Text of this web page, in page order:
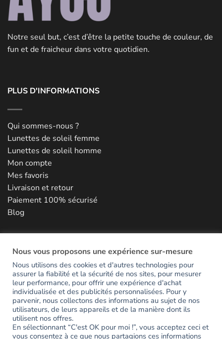
Notre seul but, c’est d’être la petite touche de couleur, de
fun et de fraicheur dans votre quotidien.
PLUS D'INFORMATIONS
Qui sommes-nous ?
Lunettes de soleil femme
Lunettes de soleil homme
Mon compte
Mes favoris
Livraison et retour
Paiement 100% sécurisé
Blog
RESTONS EN CONTACT
Inscrivez-vous pour avoir accès en avant-première aux
nouveautés et recevoir votre code de bienvenue de -15%.
Nous vous proposons une expérience sur-mesure
Nous utilisons des cookies et d'autres technologies pour
assurer la fiabilité et la sécurité de nos sites, pour mesurer
leur performance, pour offrir une expérience d'achat
individualisée et des publicités personnalisées. Pour y
parvenir, nous collectons des informations au sujet de nos
utilisateurs, de leurs appareils et de la manière dont ils
utilisent nos offres.
En sélectionnant “C'est OK pour moi !”, vous acceptez ceci et
vous consentez à ce que nous partagions ces informations